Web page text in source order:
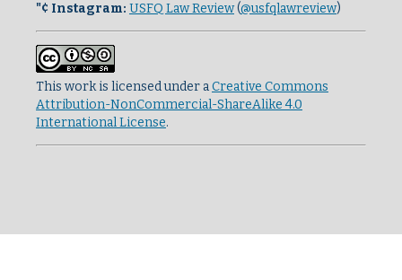
"¢ Instagram: USFQ Law Review(@usfqlawreview)
This work is licensed under aCreative Commons
Attribution-NonCommercial-ShareAlike 4.0
International License.